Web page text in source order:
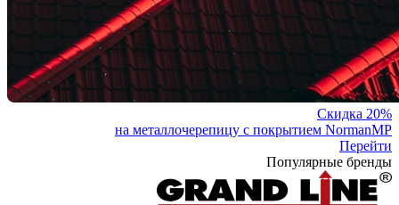
Скидка 20%
на металлочерепицу с покрытием NormanMP
Перейти
Популярные бренды